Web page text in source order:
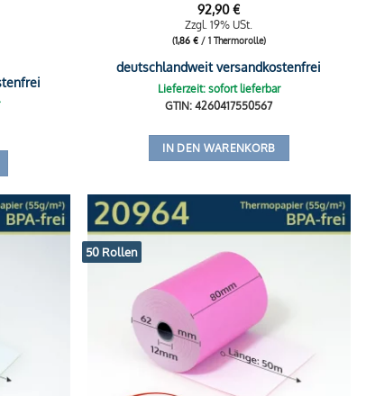
92,90€
Zzgl. 19% USt.
(1,86 €/ 1 Thermorolle)
deutschlandweit versandkostenfrei
Lieferzeit: sofort lieferbar
GTIN: 4260417550567
IN DEN WARENKORB
50 Rollen